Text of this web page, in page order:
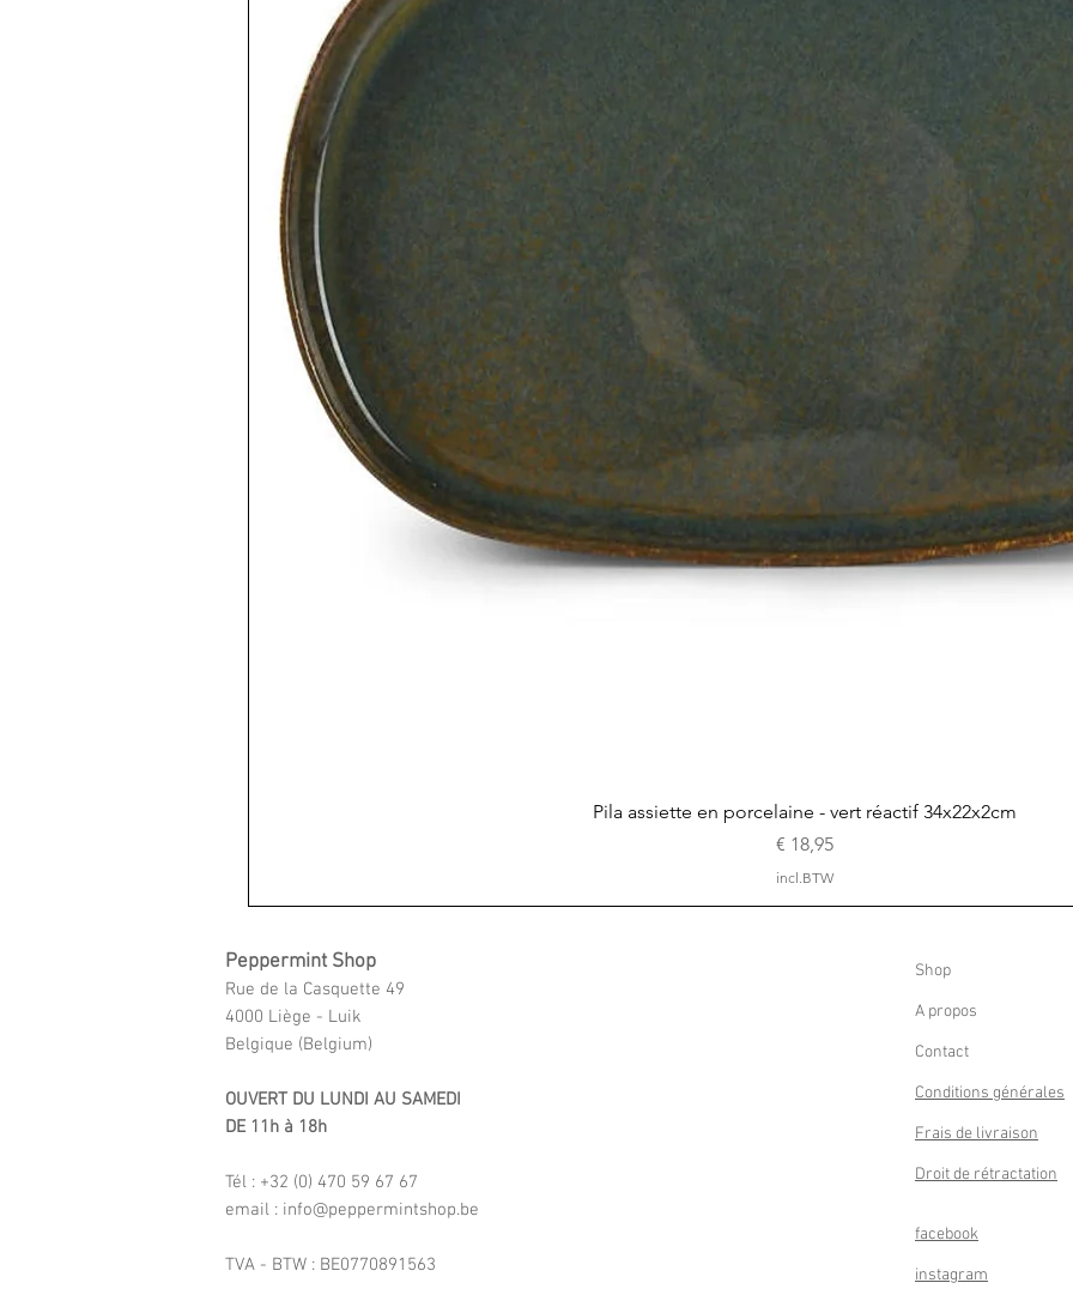
Snel overzicht
Pila assiette en porcelaine - vert réactif 34x22x2cm
Prijs
€ 18,95
incl.BTW
Peppermint Shop
Rue de la Casquette 49
4000 Liège - Luik
Belgique (Belgium)
OUVERT DU LUNDI AU SAMEDI
DE 11h à 18h
Tél : +32 (0) 470 59 67 67
email : info@peppermintshop.be
TVA - BTW : BE0770891563
Shop
A propos
Contact
Conditions générales
Frais de livraison
Droit de rétractation
facebook
instagram